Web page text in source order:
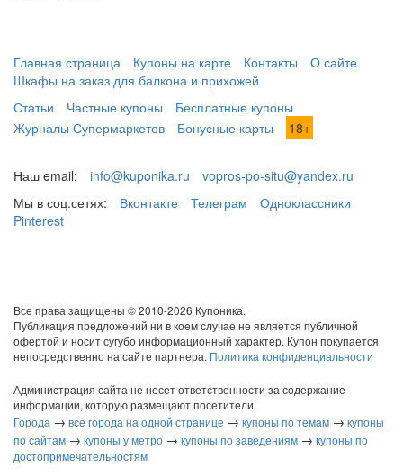
Главная страница Купоны на карте Контакты
О сайте
Шкафы на заказ для балкона и прихожей
Статьи
Частные купоны
Бесплатные купоны
Журналы Супермаркетов
Бонусные карты 18+
Наш email: info@kuponika.ru
vopros-po-situ@yandex.ru
Мы в соц.сетях:
Вконтакте Телеграм
Одноклассники
Pinterest
Все права защищены © 2010-2026 Купоника.
Публикация предложений ни в коем случае не является публичной
офертой и носит сугубо информационный характер. Купон покупается
непосредственно на сайте партнера. Политика конфиденциальности
Администрация сайта не несет ответственности за содержание
информации, которую размещают посетители
Города → все города на одной странице → купоны по темам → купоны
по сайтам → купоны у метро → купоны по заведениям → купоны по
достопримечательностям